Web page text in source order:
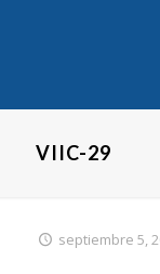
VIIC-29
septiembre 5,